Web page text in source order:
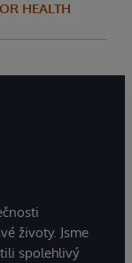
HEALTH
životy. Jsme
spolehlivý